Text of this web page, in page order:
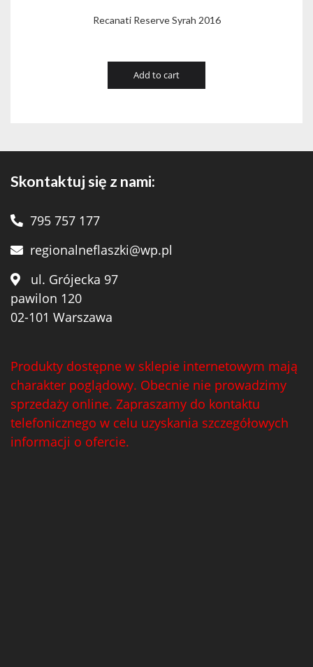
Recanati Reserve Syrah 2016
Add to cart
Skontaktuj się z nami:
795 757 177
regionalneflaszki@wp.pl
ul. Grójecka 97
pawilon 120
02-101 Warszawa
Produkty dostępne w sklepie internetowym mają
charakter poglądowy. Obecnie nie prowadzimy
sprzedaży online. Zapraszamy do kontaktu
telefonicznego w celu uzyskania szczegółowych
informacji o ofercie.